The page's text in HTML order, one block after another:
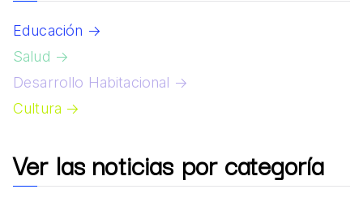
Educación →
Salud →
Desarrollo Habitacional →
Cultura →
Ver las noticias por categoría